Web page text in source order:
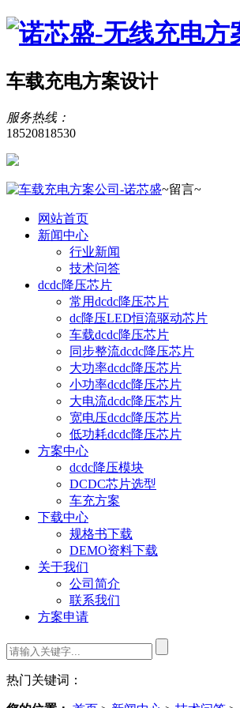
车载充电方案设计
服务热线：
18520818530
~留言~
网站首页
新闻中心
行业新闻
技术问答
dcdc降压芯片
常用dcdc降压芯片
dc降压LED恒流驱动芯片
车载dcdc降压芯片
同步整流dcdc降压芯片
大功率dcdc降压芯片
小功率dcdc降压芯片
大电流dcdc降压芯片
宽电压dcdc降压芯片
低功耗dcdc降压芯片
方案中心
dcdc降压模块
DCDC芯片选型
车充方案
下载中心
规格书下载
DEMO资料下载
关于我们
公司简介
联系我们
方案申请
热门关键词：